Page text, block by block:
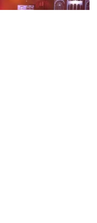
wederverkooptickets